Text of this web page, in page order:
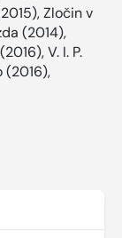
Zločin v
(2014),
V. I. P.
(2016),